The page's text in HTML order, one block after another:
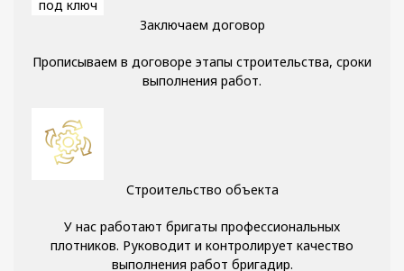
Заключаем договор
Прописываем в договоре этапы строительства, сроки
выполнения работ.
Строительство объекта
У нас работают бригаты профессиональных
плотников. Руководит и контролирует качество
выполнения работ бригадир.